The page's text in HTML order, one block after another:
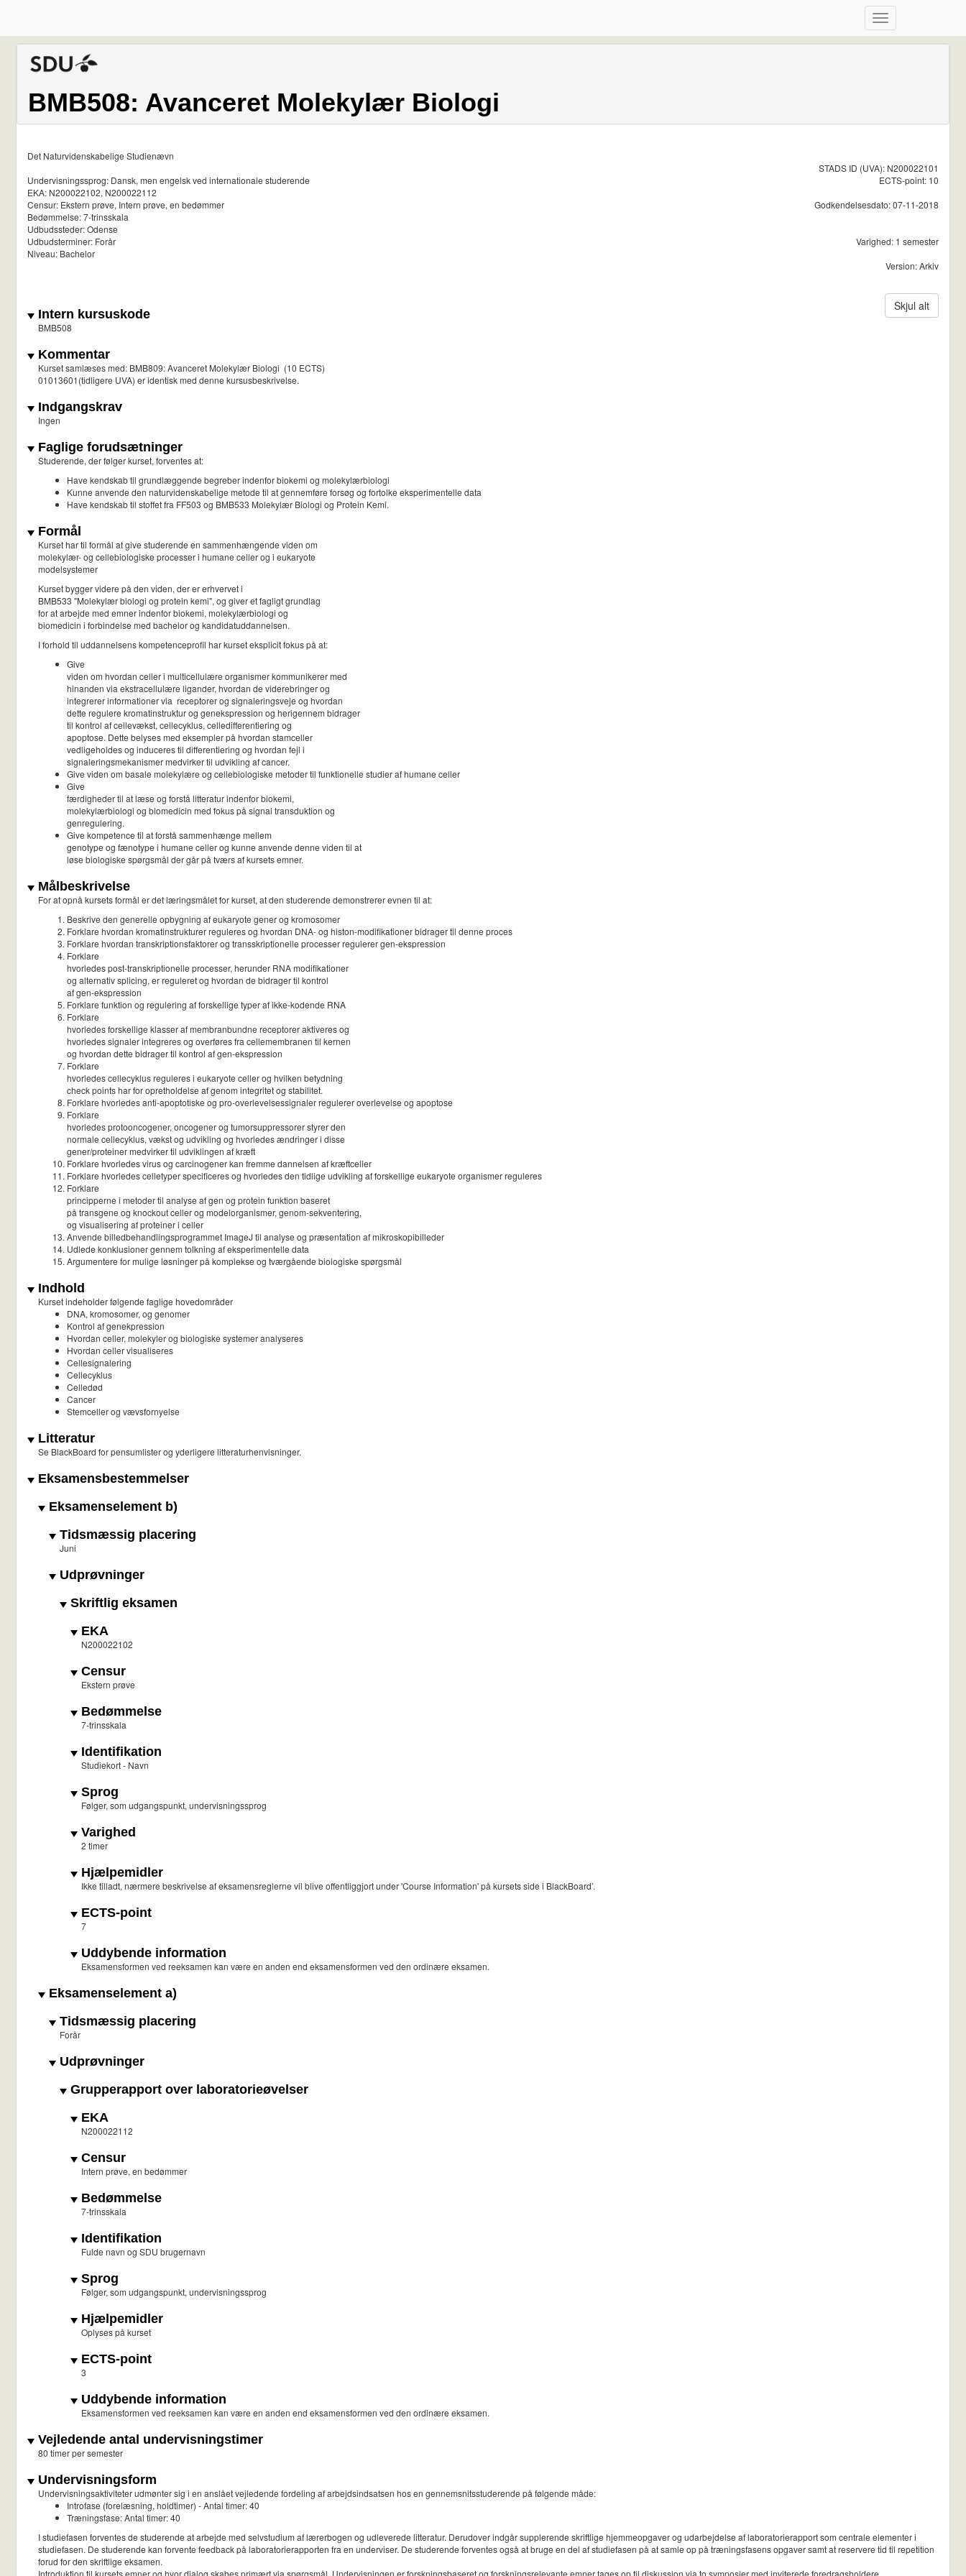
BMB508: Avanceret Molekylær Biologi
Det Naturvidenskabelige Studienævn
Undervisningssprog: Dansk, men engelsk ved internationale studerende
EKA: N200022102, N200022112
Censur: Ekstern prøve, Intern prøve, en bedømmer
Bedømmelse: 7-trinsskala
Udbudssteder: Odense
Udbudsterminer: Forår
Niveau: Bachelor
STADS ID (UVA): N200022101
ECTS-point: 10
Godkendelsesdato: 07-11-2018
Varighed: 1 semester
Version: Arkiv
Skjul alt
Intern kursuskode
BMB508
Kommentar
Kurset samlæses med: BMB809: Avanceret Molekylær Biologi (10 ECTS)
01013601(tidligere UVA) er identisk med denne kursusbeskrivelse.
Indgangskrav
Ingen
Faglige forudsætninger
Studerende, der følger kurset, forventes at:
Have kendskab til grundlæggende begreber indenfor biokemi og molekylærbiologi
Kunne anvende den naturvidenskabelige metode til at gennemføre forsøg og fortolke eksperimentelle data
Have kendskab til stoffet fra FF503 og BMB533 Molekylær Biologi og Protein Kemi.
Formål
Kurset har til formål at give studerende en sammenhængende viden om
molekylær- og cellebiologiske processer i humane celler og i eukaryote
modelsystemer
Kurset bygger videre på den viden, der er erhvervet i
BMB533 "Molekylær biologi og protein kemi", og giver et fagligt grundlag
for at arbejde med emner indenfor biokemi, molekylærbiologi og
biomedicin i forbindelse med bachelor og kandidatuddannelsen.
I forhold til uddannelsens kompetenceprofil har kurset eksplicit fokus på at:
Give
viden om hvordan celler i multicellulære organismer kommunikerer med
hinanden via ekstracellulære ligander, hvordan de viderebringer og
integrerer informationer via receptorer og signaleringsveje og hvordan
dette regulere kromatinstruktur og genekspression og herigennem bidrager
til kontrol af cellevækst, cellecyklus, celledifferentiering og
apoptose. Dette belyses med eksempler på hvordan stamceller
vedligeholdes og induceres til differentiering og hvordan fejl i
signaleringsmekanismer medvirker til udvikling af cancer.
Give viden om basale molekylære og cellebiologiske metoder til funktionelle studier af humane celler
Give
færdigheder til at læse og forstå litteratur indenfor biokemi,
molekylærbiologi og biomedicin med fokus på signal transduktion og
genregulering.
Give kompetence til at forstå sammenhænge mellem
genotype og fænotype i humane celler og kunne anvende denne viden til at
løse biologiske spørgsmål der går på tværs af kursets emner.
Målbeskrivelse
For at opnå kursets formål er det læringsmålet for kurset, at den studerende demonstrerer evnen til at:
Beskrive den generelle opbygning af eukaryote gener og kromosomer
Forklare hvordan kromatinstrukturer reguleres og hvordan DNA- og histon-modifikationer bidrager til denne proces
Forklare hvordan transkriptionsfaktorer og transskriptionelle processer regulerer gen-ekspression
Forklare
hvorledes post-transkriptionelle processer, herunder RNA modifikationer
og alternativ splicing, er reguleret og hvordan de bidrager til kontrol
af gen-ekspression
Forklare funktion og regulering af forskellige typer af ikke-kodende RNA
Forklare
hvorledes forskellige klasser af membranbundne receptorer aktiveres og
hvorledes signaler integreres og overføres fra cellemembranen til kernen
og hvordan dette bidrager til kontrol af gen-ekspression
Forklare
hvorledes cellecyklus reguleres i eukaryote celler og hvilken betydning
check points har for opretholdelse af genom integritet og stabilitet.
Forklare hvorledes anti-apoptotiske og pro-overlevelsessignaler regulerer overlevelse og apoptose
Forklare
hvorledes protooncogener, oncogener og tumorsuppressorer styrer den
normale cellecyklus, vækst og udvikling og hvorledes ændringer i disse
gener/proteiner medvirker til udviklingen af kræft
Forklare hvorledes virus og carcinogener kan fremme dannelsen af kræftceller
Forklare hvorledes celletyper specificeres og hvorledes den tidlige udvikling af forskellige eukaryote organismer reguleres
Forklare
principperne i metoder til analyse af gen og protein funktion baseret
på transgene og knockout celler og modelorganismer, genom-sekventering,
og visualisering af proteiner i celler
Anvende billedbehandlingsprogrammet ImageJ til analyse og præsentation af mikroskopibilleder
Udlede konklusioner gennem tolkning af eksperimentelle data
Argumentere for mulige løsninger på komplekse og tværgående biologiske spørgsmål
Indhold
Kurset indeholder følgende faglige hovedområder
DNA, kromosomer, og genomer
Kontrol af genekpression
Hvordan celler, molekyler og biologiske systemer analyseres
Hvordan celler visualiseres
Cellesignalering
Cellecyklus
Celledød
Cancer
Stemceller og vævsfornyelse
Litteratur
Se BlackBoard for pensumlister og yderligere litteraturhenvisninger.
Eksamensbestemmelser
Eksamenselement b)
Tidsmæssig placering
Juni
Udprøvninger
Skriftlig eksamen
EKA
N200022102
Censur
Ekstern prøve
Bedømmelse
7-trinsskala
Identifikation
Studiekort - Navn
Sprog
Følger, som udgangspunkt, undervisningssprog
Varighed
2 timer
Hjælpemidler
Ikke tilladt, nærmere beskrivelse af eksamensreglerne vil blive offentliggjort under 'Course Information' på kursets side i BlackBoard’.
ECTS-point
7
Uddybende information
Eksamensformen ved reeksamen kan være en anden end eksamensformen ved den ordinære eksamen.
Eksamenselement a)
Tidsmæssig placering
Forår
Udprøvninger
Grupperapport over laboratorieøvelser
EKA
N200022112
Censur
Intern prøve, en bedømmer
Bedømmelse
7-trinsskala
Identifikation
Fulde navn og SDU brugernavn
Sprog
Følger, som udgangspunkt, undervisningssprog
Hjælpemidler
Oplyses på kurset
ECTS-point
3
Uddybende information
Eksamensformen ved reeksamen kan være en anden end eksamensformen ved den ordinære eksamen.
Vejledende antal undervisningstimer
80 timer per semester
Undervisningsform
Undervisningsaktiviteter udmønter sig i en anslået vejledende fordeling af arbejdsindsatsen hos en gennemsnitsstuderende på følgende måde:
Introfase (forelæsning, holdtimer) - Antal timer: 40
Træningsfase: Antal timer: 40
I studiefasen forventes de studerende at arbejde med selvstudium af lærerbogen og udleverede litteratur. Derudover indgår supplerende skriftlige hjemmeopgaver og udarbejdelse af laboratorierapport som centrale elementer i
studiefasen. De studerende kan forvente feedback på laboratorierapporten fra en underviser. De studerende forventes også at bruge en del af studiefasen på at samle op på træningsfasens opgaver samt at reservere tid til repetition
forud for den skriftlige eksamen.